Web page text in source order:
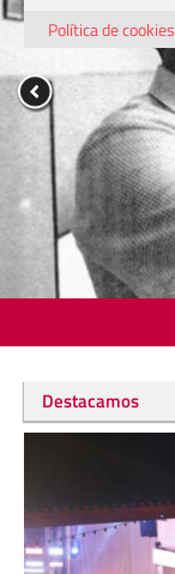
Destacamos
Política de cookies